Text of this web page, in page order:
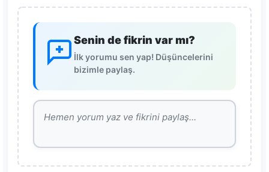
Senin de fikrin var mı?
İlk yorumu sen yap! Düşüncelerini
bizimle paylaş.